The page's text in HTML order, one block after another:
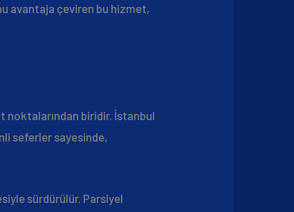
avantaja çeviren bu hizmet,
noktalarından biridir. İstanbul
seferler sayesinde,
sürdürülür. Parsiyel